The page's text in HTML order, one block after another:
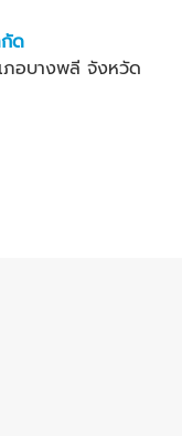
ด
ภอบางพลี จังหวัด